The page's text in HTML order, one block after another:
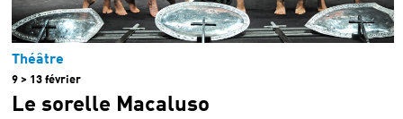
Théâtre
9 > 13 février
Le sorelle Macaluso